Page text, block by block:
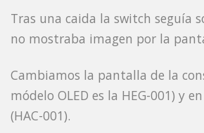
Tras una caida la switch seguía
no mostraba imagen por la
Cambiamos la pantalla de la
módelo OLED es la HEG-001) y
(HAC-001).